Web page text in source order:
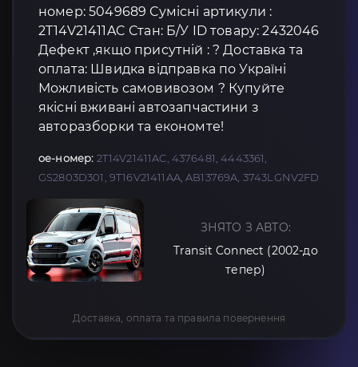
номер: 5049689 Сумісні артикули :
2T14V21411AC Стан: Б/У ID товару: 2432046
Дефект ,якщо присутній : ? Доставка та
оплата: Швидка відправка по Україні
Можливість самовивозом ? Купуйте
якісні вживані автозапчастини з
авторазборки та економте!
oe-номер: 2T14V21411AC, 4376481, 4443361,
GS2803D301, 9T16V21411AA, AB13769A, 3743LGNV2FD
ЗНЯТО З АВТО:
Transit Connect (2002-до
тепер)
Доставка, оплата та правила повернення